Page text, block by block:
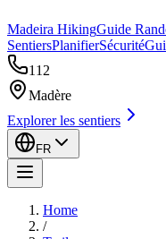
Madeira HikingGuide
SentiersPlanifierSécurité
112
Madère
Explorer les sentiers
FR
Home
/